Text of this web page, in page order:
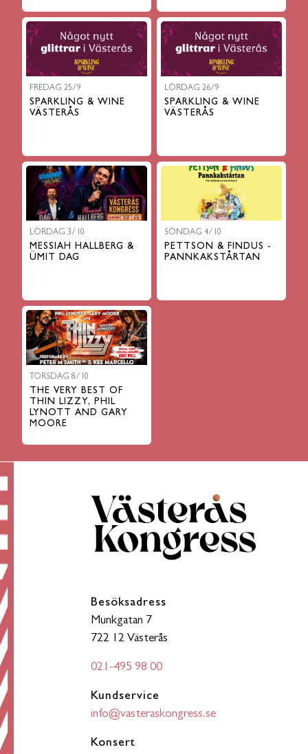
FREDAG 25/9
SPARKLING & WINE
VÄSTERÅS
LÖRDAG 26/9
SPARKLING & WINE
VÄSTERÅS
LÖRDAG 3/10
MESSIAH HALLBERG &
ÜMIT DAG
SÖNDAG 4/10
PETTSON & FINDUS -
PANNKAKSTÅRTAN
TORSDAG 8/10
THE VERY BEST OF
THIN LIZZY, PHIL
LYNOTT AND GARY
MOORE
Besöksadress
Munkgatan 7
722 12 Västerås
021-495 98 00
Kundservice
info@vasteraskongress.se
Konsert